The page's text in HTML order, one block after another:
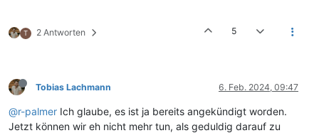
T 2 Antworten 5
Tobias Lachmann 6. Feb. 2024, 09:47
@r-palmer Ich glaube, es ist ja bereits angekündigt worden.
Jetzt können wir eh nicht mehr tun, als geduldig darauf zu